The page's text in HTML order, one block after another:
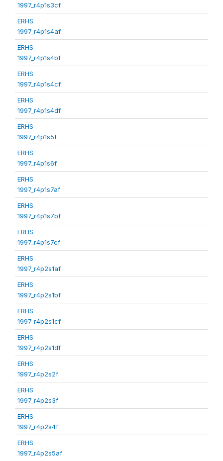
1997_r4p1s3cf
ERHS
1997_r4p1s4af
ERHS
1997_r4p1s4bf
ERHS
1997_r4p1s4cf
ERHS
1997_r4p1s4df
ERHS
1997_r4p1s5f
ERHS
1997_r4p1s6f
ERHS
1997_r4p1s7af
ERHS
1997_r4p1s7bf
ERHS
1997_r4p1s7cf
ERHS
1997_r4p2s1af
ERHS
1997_r4p2s1bf
ERHS
1997_r4p2s1cf
ERHS
1997_r4p2s1df
ERHS
1997_r4p2s2f
ERHS
1997_r4p2s3f
ERHS
1997_r4p2s4f
ERHS
1997_r4p2s5af